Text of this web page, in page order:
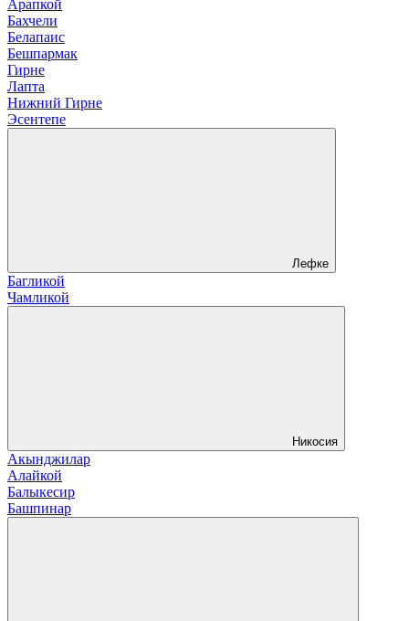
Арапкой
Бахчели
Белапаис
Бешпармак
Гирне
Лапта
Нижний Гирне
Эсентепе
Лефке
Багликой
Чамликой
Никосия
Акынджилар
Алайкой
Балыкесир
Башпинар